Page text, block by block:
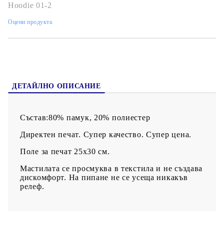
Hoodie 01-2
Оцени продукта
ДЕТАЙЛНО ОПИСАНИЕ
Състав:80% памук, 20% полиестер
Директен печат. Супер качество. Супер цена.
Поле за печат 25х30 см.
Мастилата се просмуква в текстила и не създава
дискомфорт. На пипане не се усеща никакъв
релеф.